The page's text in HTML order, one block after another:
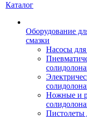
Каталог
Оборудование
смазки
Насосы для
Ножные и
Пистолеты